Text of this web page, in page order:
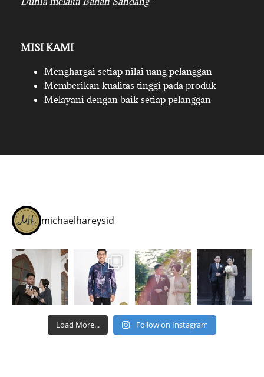
MISI KAMI
Menghargai setiap nilai uang pelanggan
Memberikan kualitas tinggi pada produk
Melayani dengan baik setiap pelanggan
michaelhareysid
Load More... Follow on Instagram